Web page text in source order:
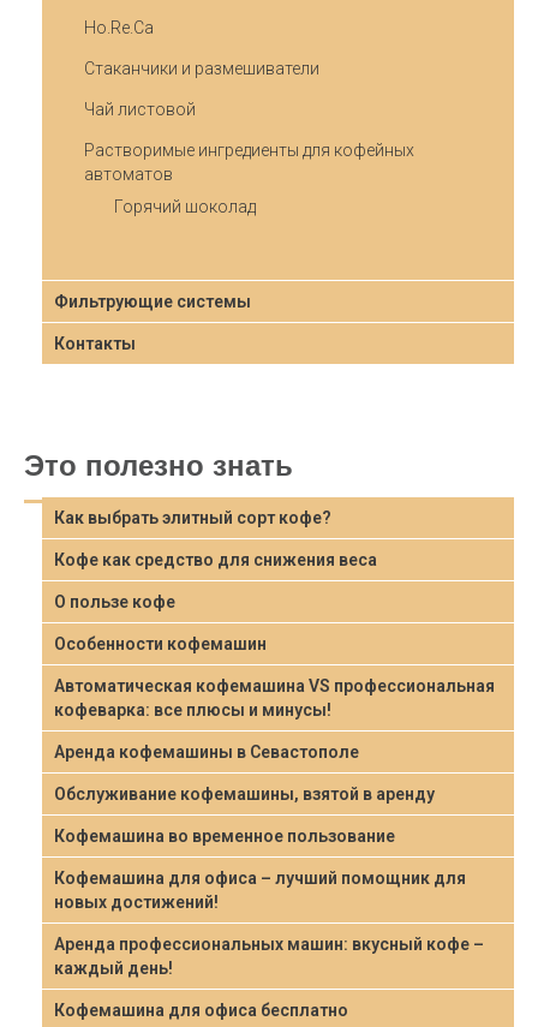
Ho.Re.Ca
Стаканчики и размешиватели
Чай листовой
Растворимые ингредиенты для кофейных
автоматов
Горячий шоколад
Фильтрующие системы
Контакты
Это полезно знать
Как выбрать элитный сорт кофе?
Кофе как средство для снижения веса
О пользе кофе
Особенности кофемашин
Автоматическая кофемашина VS профессиональная
кофеварка: все плюсы и минусы!
Аренда кофемашины в Севастополе
Обслуживание кофемашины, взятой в аренду
Кофемашина во временное пользование
Кофемашина для офиса – лучший помощник для
новых достижений!
Аренда профессиональных машин: вкусный кофе –
каждый день!
Кофемашина для офиса бесплатно